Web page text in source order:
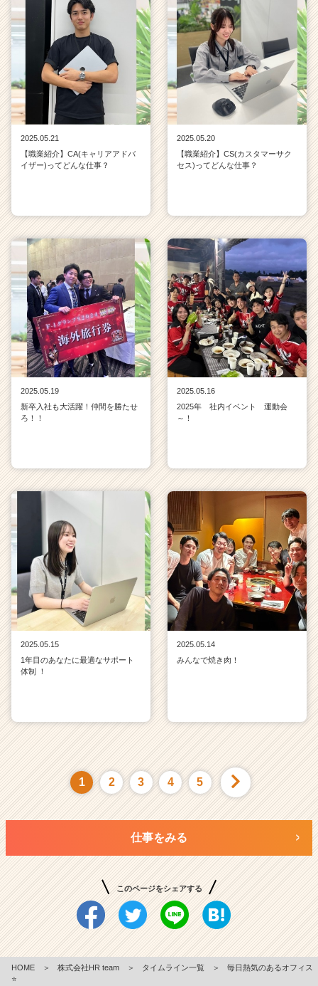
2025.05.21
【職業紹介】CA(キャリアアドバ
イザー)ってどんな仕事？
2025.05.20
【職業紹介】CS(カスタマーサク
セス)ってどんな仕事？
2025.05.19
新卒入社も大活躍！仲間を勝たせ
ろ！！
2025.05.16
2025年 社内イベント 運動会
～！
2025.05.15
1年目のあなたに最適なサポート
体制 ！
2025.05.14
みんなで焼き肉！
1 2 3 4 5
仕事をみる
このページをシェアする
HOME ＞ 株式会社HR team ＞ タイムライン一覧 ＞
毎日熱気のあるオフィス
⭐️